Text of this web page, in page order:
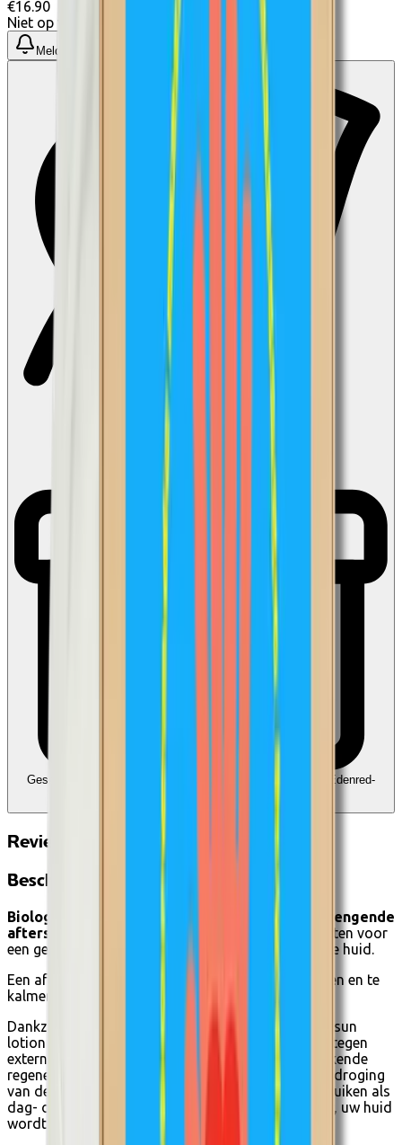
€16.90
Niet op voorraad
Meld me wanneer beschikbaar
Geschikt voor Ecocheques en Cadeaucheques
Koppel uw Edenred-
Reviews
Beschrijving
Biologische & Vegan gecertificeerde vochtinbrengende
aftersun lotion
met kamille en groene thee extracten voor
een gekalmeerde, gehydrateerde en geregenereerde huid.
Een aftersunbehandeling om uw huid te ontspannen en te
kalmeren na blootstelling aan de zon.
Dankzij de UVBIO gecertificeerde biologische aftersun
lotion wordt uw huid gehydrateerd en beschermd tegen
externe agressies. Deze romige lotion is een uitstekende
regenerator voor de huid, beschermt ook tegen uitdroging
van de huid en verlengt zo uw bruine kleur! Te gebruiken als
dag- of nachtverzorging. Een echte vochtinbrenger, uw huid
wordt gekalmeerd en krijgt haar elasticiteit terug.